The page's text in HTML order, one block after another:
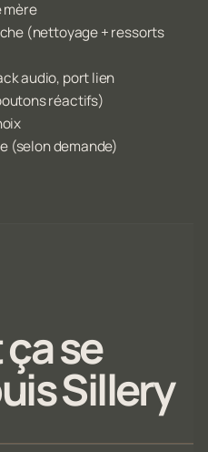
mère
(nettoyage + ressorts
audio, port lien
réactifs)
(selon demande)
se
Sillery